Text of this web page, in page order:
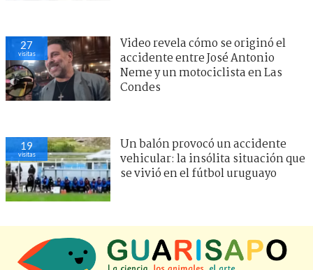
27
visitas
Video revela cómo se originó el
accidente entre José Antonio
Neme y un motociclista en Las
Condes
19
visitas
Un balón provocó un accidente
vehicular: la insólita situación que
se vivió en el fútbol uruguayo